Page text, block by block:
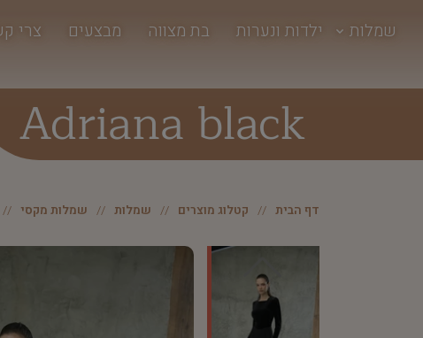
שמלות ילדות ונערות בת מצווה מבצעים צרי
Adriana black
דף הבית קטלוג מוצרים שמלות שמלות מקסי